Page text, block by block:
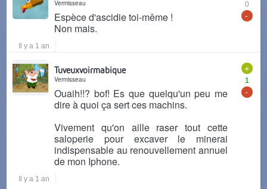
0
-
Vermisseau
Espèce d'ascidie toi-même !
Non mais.
Il y a 1 an
+
1
-
Tuveuxvoirmabique
Vermisseau
Ouaih!!? bof! Es que quelqu'un peu me
dire à quoi ça sert ces machins.
Vivement qu'on aille raser tout cette
saloperie pour excaver le minerai
indispensable au renouvellement annuel
de mon Iphone.
Il y a 1 an